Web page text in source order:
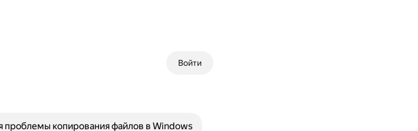
Войти
копирования файлов в Windows